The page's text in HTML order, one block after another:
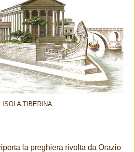
ISOLA TIBERINA
la preghiera rivolta da Orazio